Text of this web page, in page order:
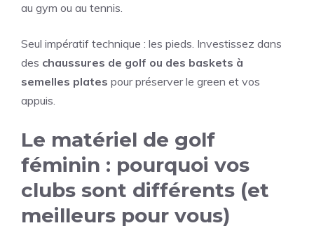
au gym ou au tennis.
Seul impératif technique : les pieds. Investissez dans
des chaussures de golf ou des baskets à
semelles plates pour préserver le green et vos
appuis.
Le matériel de golf
féminin : pourquoi vos
clubs sont différents (et
meilleurs pour vous)